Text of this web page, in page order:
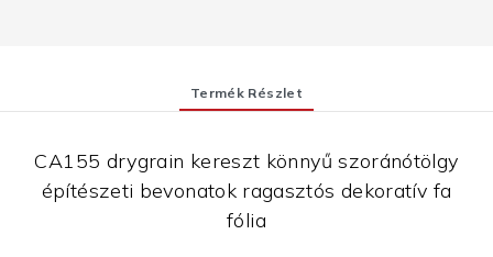
Termék Részlet
CA155 drygrain kereszt könnyű szoránótölgy
építészeti bevonatok ragasztós dekoratív fa
fólia